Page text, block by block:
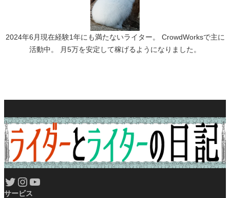
2024年6月現在経験1年にも満たないライター。 CrowdWorksで主に
活動中。 月5万を安定して稼げるようになりました。
Twitter Instagram YouTube
サービス